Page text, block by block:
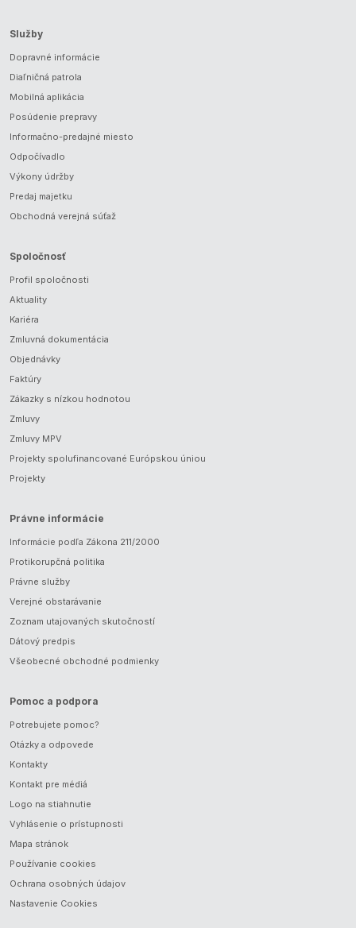
Služby
Dopravné informácie
Diaľničná patrola
Mobilná aplikácia
Posúdenie prepravy
Informačno-predajné miesto
Odpočívadlo
Výkony údržby
Predaj majetku
Obchodná verejná súťaž
Spoločnosť
Profil spoločnosti
Aktuality
Kariéra
Zmluvná dokumentácia
Objednávky
Faktúry
Zákazky s nízkou hodnotou
Zmluvy
Zmluvy MPV
Projekty spolufinancované Európskou úniou
Projekty
Právne informácie
Informácie podľa Zákona 211/2000
Protikorupčná politika
Právne služby
Verejné obstarávanie
Zoznam utajovaných skutočností
Dátový predpis
Všeobecné obchodné podmienky
Pomoc a podpora
Potrebujete pomoc?
Otázky a odpovede
Kontakty
Kontakt pre médiá
Logo na stiahnutie
Vyhlásenie o prístupnosti
Mapa stránok
Používanie cookies
Ochrana osobných údajov
Nastavenie Cookies